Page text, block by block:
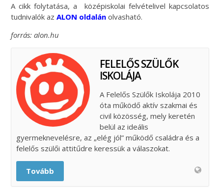
A cikk folytatása, a középiskolai felvételivel kapcsolatos
tudnivalók azALON oldalán olvasható.
forrás: alon.hu
FELELŐS SZÜLŐK
ISKOLÁJA
A Felelős Szülők Iskolája 2010
óta működő aktív szakmai és
civil közösség, mely keretén
belül az ideális
gyermeknevelésre, az „elég jól” működő családra és a
felelős szülői attitűdre keressük a válaszokat.
Tovább